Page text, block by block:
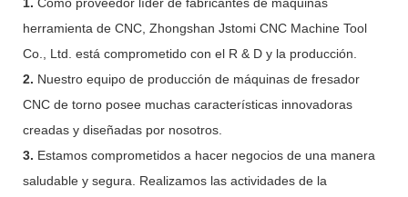
herramienta de CNC, Zhongshan Jstomi CNC Machine Tool
Co., Ltd. está comprometido con el R & D y la producción.
2. Nuestro equipo de producción de máquinas de fresador
CNC de torno posee muchas características innovadoras
creadas y diseñadas por nosotros.
3. Estamos comprometidos a hacer negocios de una manera
saludable y segura. Realizamos las actividades de la